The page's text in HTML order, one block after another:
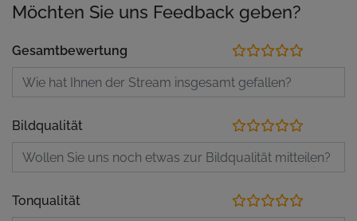
Möchten Sie uns Feedback geben?
Gesamtbewertung
Bildqualität
Tonqualität